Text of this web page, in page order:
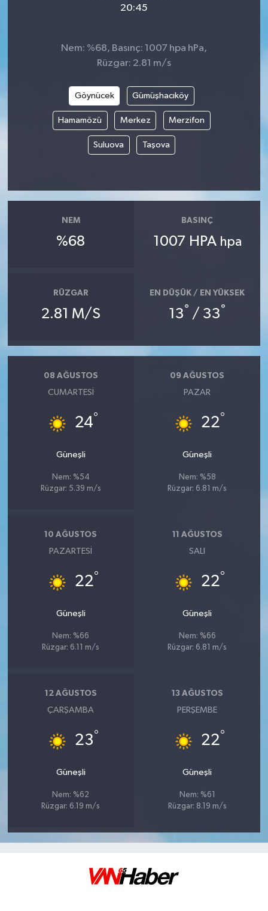
20:45
Nem: %68, Basınç: 1007 hpa hPa,
Rüzgar: 2.81 m/s
Göynücek Gümüşhacıköy
Hamamözü Merkez Merzifon
Suluova Taşova
NEM
%68
BASINÇ
1007 HPA hpa
RÜZGAR
2.81 M/S
EN DÜŞÜK / EN YÜKSEK
13° / 33°
08 AĞUSTOS
CUMARTESI
24°
Güneşli
Nem: %54
Rüzgar: 5.39 m/s
09 AĞUSTOS
PAZAR
22°
Güneşli
Nem: %58
Rüzgar: 6.81 m/s
10 AĞUSTOS
PAZARTESI
22°
Güneşli
Nem: %66
Rüzgar: 6.11 m/s
11 AĞUSTOS
SALI
22°
Güneşli
Nem: %66
Rüzgar: 6.81 m/s
12 AĞUSTOS
ÇARŞAMBA
23°
Güneşli
Nem: %62
Rüzgar: 6.19 m/s
13 AĞUSTOS
PERŞEMBE
22°
Güneşli
Nem: %61
Rüzgar: 8.19 m/s